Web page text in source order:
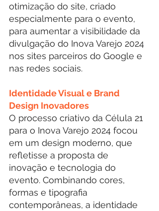
otimização do site, criado
especialmente para o evento,
para aumentar a visibilidade da
divulgação do Inova Varejo 2024
nos sites parceiros do Google e
nas redes sociais.
Identidade Visual e Brand
Design Inovadores
O processo criativo da Célula 21
para o Inova Varejo 2024 focou
em um design moderno, que
refletisse a proposta de
inovação e tecnologia do
evento. Combinando cores,
formas e tipografia
contemporâneas, a identidade